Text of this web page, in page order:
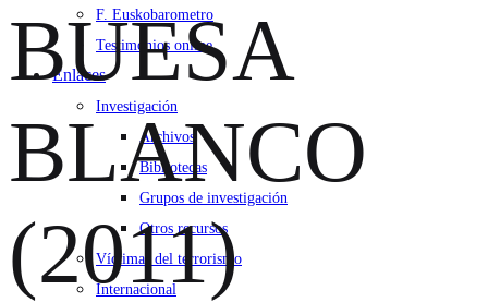
F. Euskobarometro
Testimonios online
Enlaces
Investigación
Archivos
Bibliotecas
Grupos de investigación
Otros recursos
Víctimas del terrorismo
Internacional
BUESA
BLANCO
(2011)